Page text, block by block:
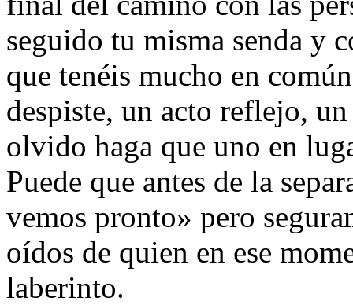
seguido tu misma senda y
que tenéis mucho en
despiste, un acto reflejo,
olvido haga que uno en
Puede que antes de la
vemos pronto» pero
oídos de quien en ese
laberinto.